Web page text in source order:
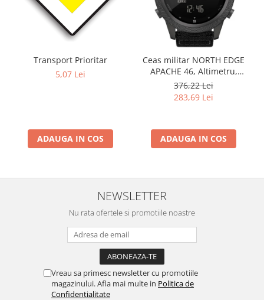
Transport Prioritar
5,07 Lei
ADAUGA IN COS
Ceas militar NORTH EDGE
APACHE 46, Altimetru,
Barometru, Cronometru,
Termometru, Pedometru,
Busola
376,22 Lei
283,69 Lei
ADAUGA IN COS
NEWSLETTER
Nu rata ofertele si promotiile noastre
Vreau sa primesc newsletter cu promotiile
magazinului. Afla mai multe in Politica de
Confidentialitate